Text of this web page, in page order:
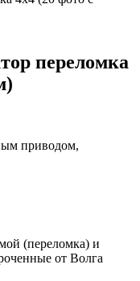
переломка
приводом,
(переломка) и
от Волга